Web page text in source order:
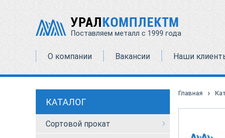
УРАЛКОМПЛЕКТМ
Поставляем металл с 1999 года
О компании Вакансии Наши
КАТАЛОГ
Сортовой прокат
Главная ›